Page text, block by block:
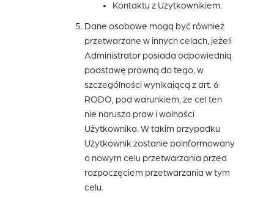
Kontaktu z Użytkownikiem.
Dane osobowe mogą być również
przetwarzane w innych celach, jeżeli
Administrator posiada odpowiednią
podstawę prawną do tego, w
szczególności wynikającą z art. 6
RODO, pod warunkiem, że cel ten
nie narusza praw i wolności
Użytkownika. W takim przypadku
Użytkownik zostanie poinformowany
o nowym celu przetwarzania przed
rozpoczęciem przetwarzania w tym
celu.